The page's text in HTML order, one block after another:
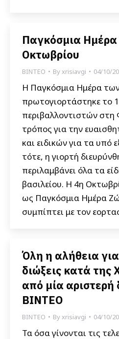
Παγκόσμια
Οκτωβρίου
ΒΙΝΤΕΟ Byxrisiavgi 04/10/
Η Παγκόσμια Ημέρα
πρωτογιορτάστηκε το
περιβαλλοντιστών
τρόπος για την
και ειδικών για τα
τότε, η γιορτή
περιλαμβάνει όλα τα
βασιλείου. Η 4η
ως Παγκόσμια Ημέρα
συμπίπτει με τον
Όλη η αλήθεια για
διώξεις κατά της
από μία αριστερή
ΒΙΝΤΕΟ
ΒΙΝΤΕΟ Byxrisiavgi 04/10/
Τα όσα γίνονται τις